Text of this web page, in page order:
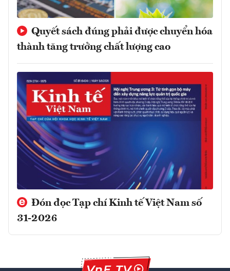
Quyết sách đúng phải được chuyển hóa
thành tăng trưởng chất lượng cao
Đón đọc Tạp chí Kinh tế Việt Nam số
31-2026